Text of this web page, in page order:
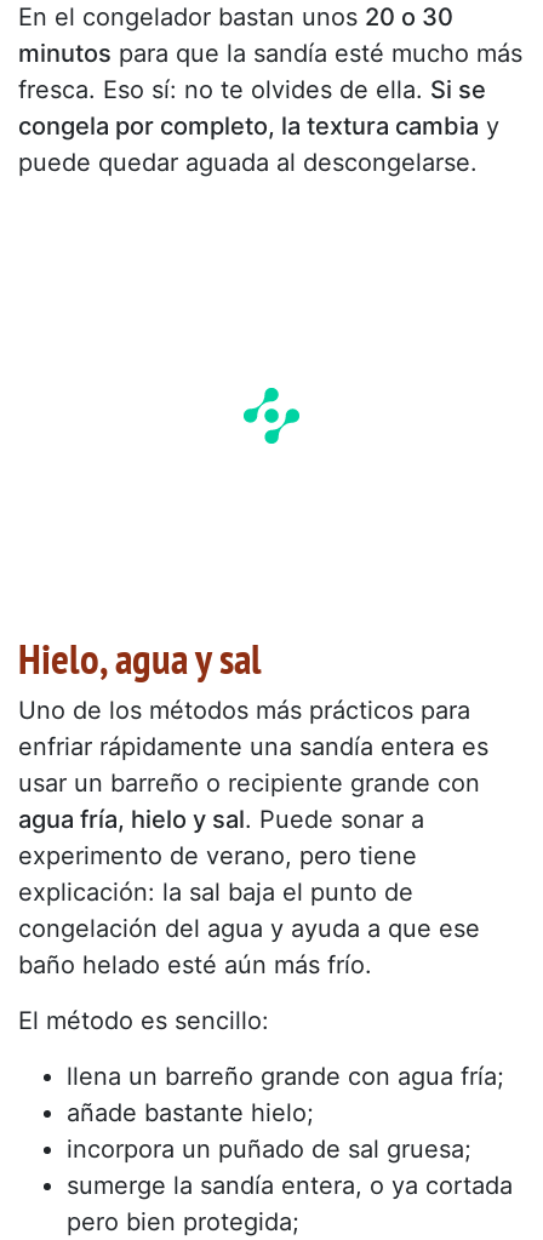
En el congelador bastan unos 20 o 30
minutos para que la sandía esté mucho más
fresca. Eso sí: no te olvides de ella. Si se
congela por completo, la textura cambia y
puede quedar aguada al descongelarse.
Hielo, agua y sal
Uno de los métodos más prácticos para
enfriar rápidamente una sandía entera es
usar un barreño o recipiente grande con
agua fría, hielo y sal. Puede sonar a
experimento de verano, pero tiene
explicación: la sal baja el punto de
congelación del agua y ayuda a que ese
baño helado esté aún más frío.
El método es sencillo:
llena un barreño grande con agua fría;
añade bastante hielo;
incorpora un puñado de sal gruesa;
sumerge la sandía entera, o ya cortada
pero bien protegida;